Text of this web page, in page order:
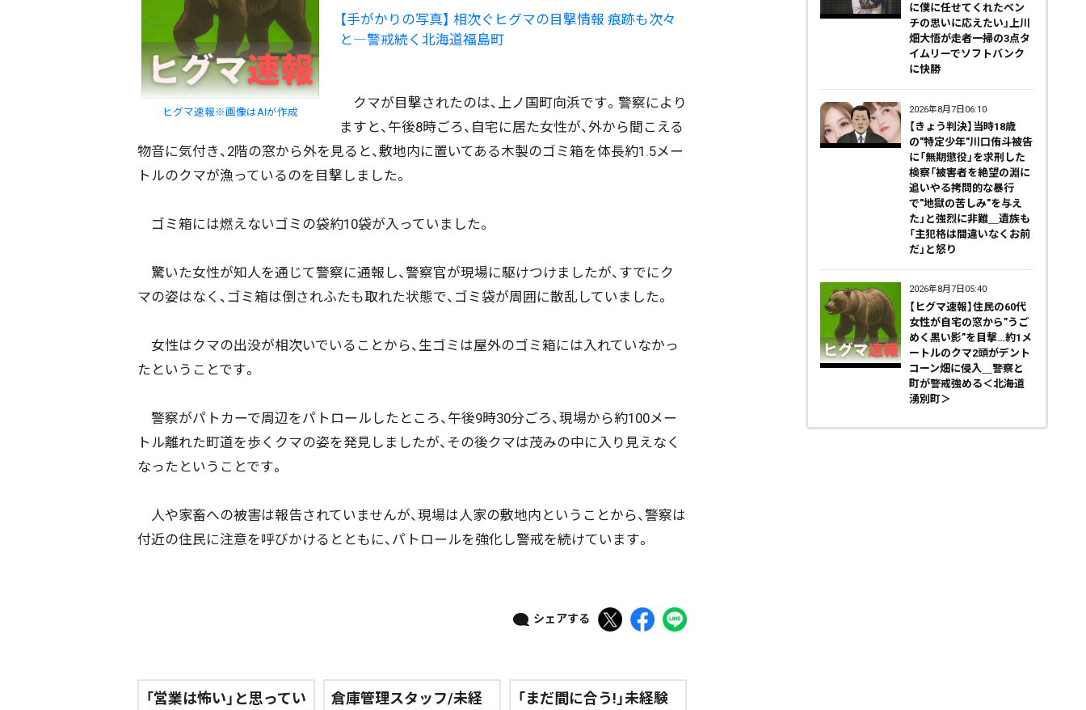
ヒグマ速報※画像はAIが作成
【手がかりの写真】 相次ぐヒグマの目撃情報 痕跡も次々
と―警戒続く北海道福島町
クマが目撃されたのは、上ノ国町向浜です。警察により
ますと、午後8時ごろ、自宅に居た女性が、外から聞こえる
物音に気付き、2階の窓から外を見ると、敷地内に置いてある木製のゴミ箱を体長約1.5メー
トルのクマが漁っているのを目撃しました。
ゴミ箱には燃えないゴミの袋約10袋が入っていました。
驚いた女性が知人を通じて警察に通報し、警察官が現場に駆けつけましたが、すでにク
マの姿はなく、ゴミ箱は倒されふたも取れた状態で、ゴミ袋が周囲に散乱していました。
女性はクマの出没が相次いでいることから、生ゴミは屋外のゴミ箱には入れていなかっ
たということです。
警察がパトカーで周辺をパトロールしたところ、午後9時30分ごろ、現場から約100メー
トル離れた町道を歩くクマの姿を発見しましたが、その後クマは茂みの中に入り見えなく
なったということです。
人や家畜への被害は報告されていませんが、現場は人家の敷地内ということから、警察は
付近の住民に注意を呼びかけるとともに、パトロールを強化し警戒を続けています。
シェアする
「営業は怖い」と思ってい
倉庫管理スタッフ/未経
「まだ間に合う!」未経験
に僕に任せてくれたベン
チの思いに応えたい」上川
畑大悟が走者一掃の3点タ
イムリーでソフトバンク
に快勝
2026年8月7日06:10
【きょう判決】当時18歳
の"特定少年"川口侑斗被告
に「無期懲役」を求刑した
検察「被害者を絶望の淵に
追いやる拷問的な暴行
で"地獄の苦しみ"を与え
た」と強烈に非難＿遺族も
「主犯格は間違いなくお前
だ」と怒り
2026年8月7日05:40
【ヒグマ速報】住民の60代
女性が自宅の窓から”うご
めく黒い影”を目撃…約1メ
ートルのクマ2頭がデント
コーン畑に侵入＿警察と
町が警戒強める＜北海道
湧別町＞
くらし・医療 エンタメ・スポーツ
エリア 道北 道央 道南 道東 全道 道外